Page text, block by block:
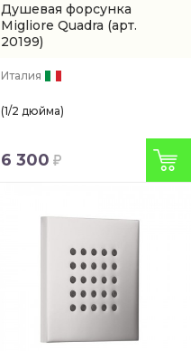
Душевая форсунка
Migliore Quadra (арт.
20199)
Италия
(1/2 дюйма)
6 300